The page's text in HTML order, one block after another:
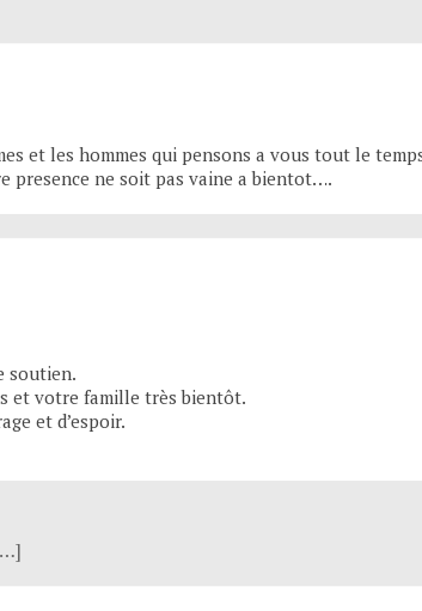
et les hommes qui pensons a vous tout le
presence ne soit pas vaine a bientot….
soutien.
et votre famille très bientôt.
et d’espoir.